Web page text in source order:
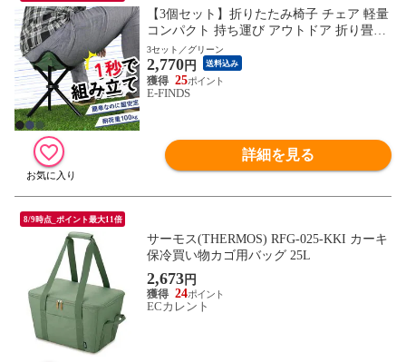
【3個セット】折りたたみ椅子 チェア 軽量
コンパクト 持ち運び アウトドア 折り畳み
いす スツール イベント ライブ フェス イ
ス 折りたたみイス 小さい 座る 行列待ち
ポケットチェア 折りたたみチェア 携帯
3セット／グリーン
2,770円 送料込み
25
E-FINDS
詳細を見る
8/9時点_ポイント最大11倍
サーモス(THERMOS) RFG-025-KKI カーキ
保冷買い物カゴ用バッグ 25L
2,673円
24
ECカレント